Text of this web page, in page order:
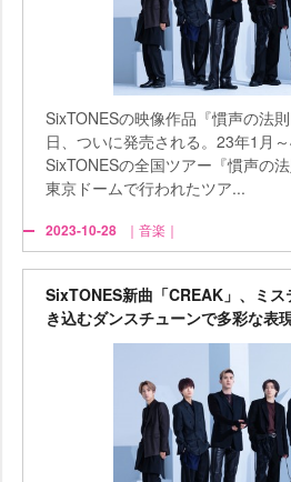
SixTONESの映像作品『慣声の法
日、ついに発売される。23年1月
SixTONESの全国ツアー『慣声の
東京ドームで行われたツア...
2023-10-28 ｜音楽｜
SixTONES新曲「CREAK」、ミス
き込むダンスチューンで多彩な表